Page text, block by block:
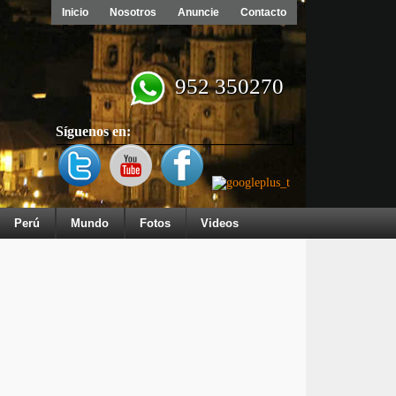
Inicio Nosotros Anuncie Contacto
952 350270
Síguenos en:
Perú Mundo Fotos Videos